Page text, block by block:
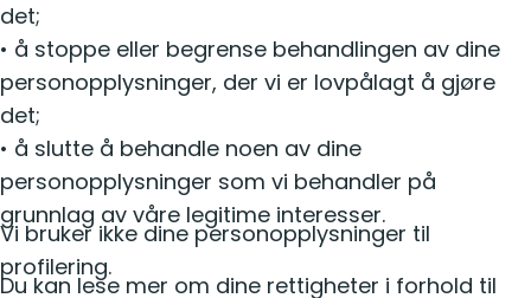
det;
• å stoppe eller begrense behandlingen av dine
personopplysninger, der vi er lovpålagt å gjøre
det;
• å slutte å behandle noen av dine
personopplysninger som vi behandler på
grunnlag av våre legitime interesser.
Vi bruker ikke dine personopplysninger til
profilering.
Du kan lese mer om dine rettigheter i forhold til